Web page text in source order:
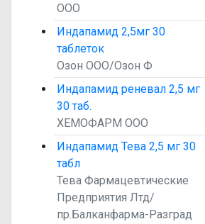
ООО
Индапамид 2,5мг 30
таблеток
Озон ООО/Озон Ф
Индапамид реневал 2,5 мг
30 таб.
ХЕМОФАРМ ООО
Индапамид Тева 2,5 мг 30
табл
Тева Фармацевтические
Предприятия Лтд/
пр.Балканфарма-Разград